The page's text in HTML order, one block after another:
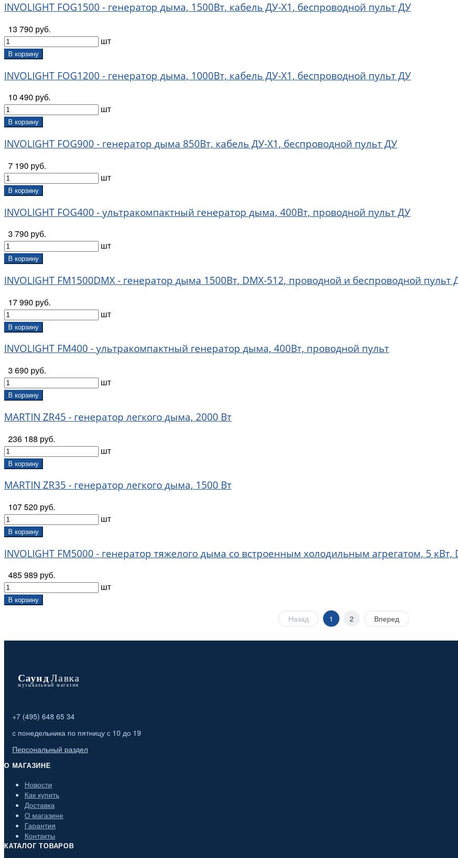
INVOLIGHT FOG1500 - генератор дыма, 1500Вт, кабель ДУ-X1, беспроводной пульт ДУ
13 790 руб.
шт
В корзину
INVOLIGHT FOG1200 - генератор дыма, 1000Вт, кабель ДУ-X1, беспроводной пульт ДУ
10 490 руб.
шт
В корзину
INVOLIGHT FOG900 - генератор дыма 850Вт, кабель ДУ-X1, беспроводной пульт ДУ
7 190 руб.
шт
В корзину
INVOLIGHT FOG400 - ультракомпактный генератор дыма, 400Вт, проводной пульт ДУ
3 790 руб.
шт
В корзину
INVOLIGHT FM1500DMX - генератор дыма 1500Вт, DMX-512, проводной и беспроводной пульт
17 990 руб.
шт
В корзину
INVOLIGHT FM400 - ультракомпактный генератор дыма, 400Вт, проводной пульт
3 690 руб.
шт
В корзину
MARTIN ZR45 - генератор легкого дыма, 2000 Вт
236 188 руб.
шт
В корзину
MARTIN ZR35 - генератор легкого дыма, 1500 Вт
107 520 руб.
шт
В корзину
INVOLIGHT FM5000 - генератор тяжелого дыма со встроенным холодильным агрегатом, 5 кВт,
485 989 руб.
шт
В корзину
Назад 1 2 Вперед
+7 (495) 648 65 34
с понедельника по пятницу с 10 до 19
Персональный раздел
О МАГАЗИНЕ
Новости
Как купить
Доставка
О магазине
Гарантия
Контакты
КАТАЛОГ ТОВАРОВ